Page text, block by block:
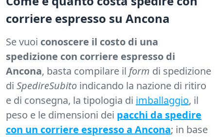
corriere espresso su Ancona
Se vuoi conoscere il costo di una
spedizione con corriere espresso di
Ancona, basta compilare il form di spedizione
di SpedireSubito indicando la nazione di ritiro
e di consegna, la tipologia di imballaggio, il
peso e le dimensioni dei pacchi da spedire
con un corriere espresso a Ancona; in base